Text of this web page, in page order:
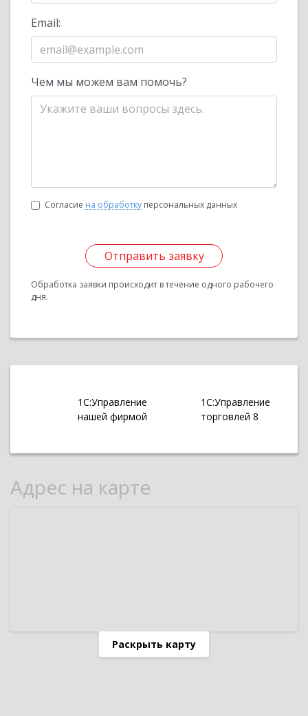
Email:
Чем мы можем вам помочь?
Согласие на обработку персональных данных
Отправить заявку
Обработка заявки происходит в течение одного рабочего
дня.
1С:Управление
нашей фирмой
1С:Управление
торговлей 8
Адрес на карте
Раскрыть карту